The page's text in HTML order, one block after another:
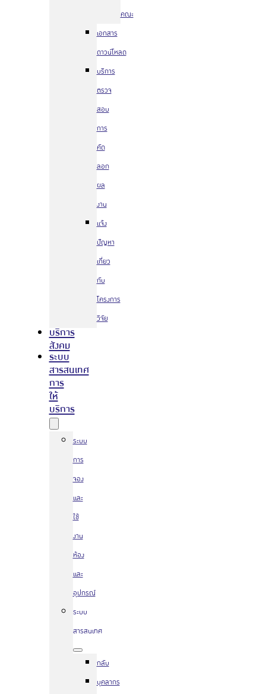
คณะ
เอกสาร
ดาวน์โหลด
บริการ
ตรวจ
สอบ
การ
คัด
ลอก
ผล
งาน
แจ้ง
ปัญหา
เกี่ยว
กับ
โครงการ
วิจัย
บริการ
สังคม
ระบบ
สารสนเทศ
การ
ให้
บริการ
ระบบ
การ
จอง
และ
ใช้
งาน
ห้อง
และ
อุปกรณ์
ระบบ
สารสนเทศ
กลับ
บุคลากร